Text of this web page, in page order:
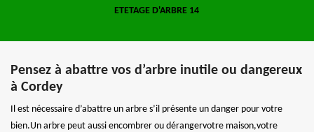
ETETAGE D'ARBRE 14
Pensez à abattre vos d’arbre inutile ou dangereux
à Cordey
Il est nécessaire d’abattre un arbre s’il présente un danger pour votre
bien.Un arbre peut aussi encombrer ou dérangervotre maison,votre